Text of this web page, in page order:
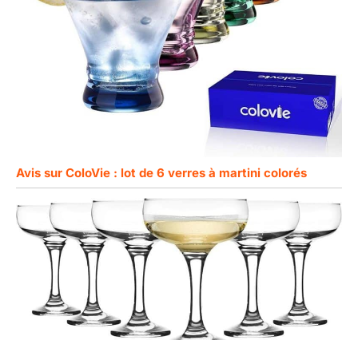
Avis sur ColoVie : lot de 6 verres à martini colorés